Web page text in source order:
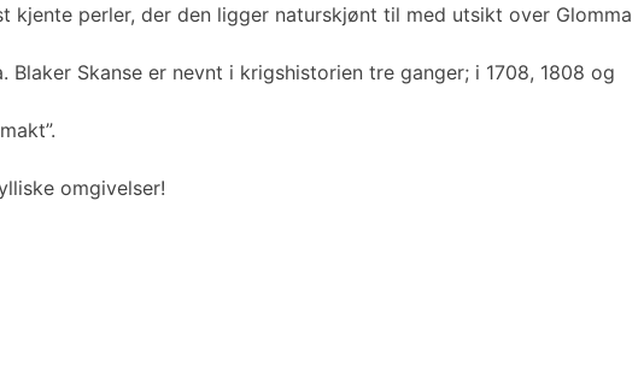
perler, der den ligger naturskjønt til med utsikt over Glomma
Skanse er nevnt i krigshistorien tre ganger; i 1708, 1808 og
omgivelser!